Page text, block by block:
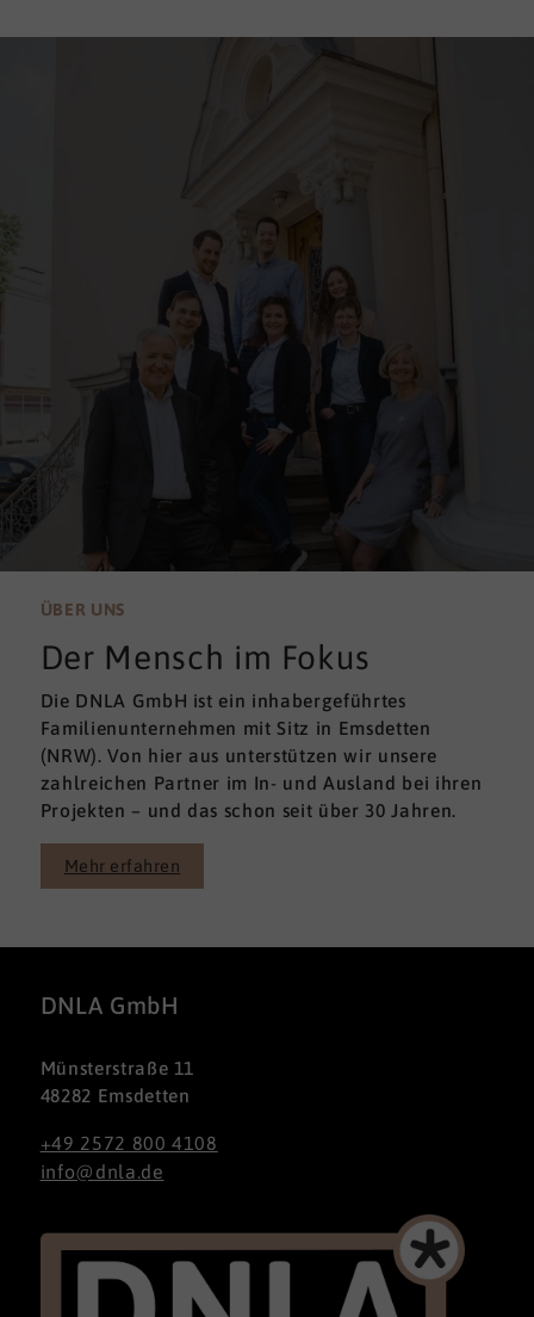
ÜBER UNS
Der Mensch im Fokus
Die DNLA GmbH ist ein inhabergeführtes
Familienunternehmen mit Sitz in Emsdetten
(NRW). Von hier aus unterstützen wir unsere
zahlreichen Partner im In- und Ausland bei ihren
Projekten – und das schon seit über 30 Jahren.
Mehr erfahren
DNLA GmbH
Münsterstraße 11
48282 Emsdetten
+49 2572 800 4108
info@dnla.de